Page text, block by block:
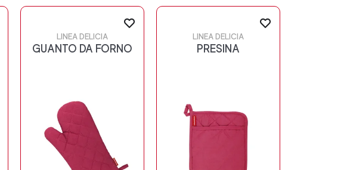
LINEA DELICIA
GUANTO DA FORNO
LINEA DELICIA
PRESINA